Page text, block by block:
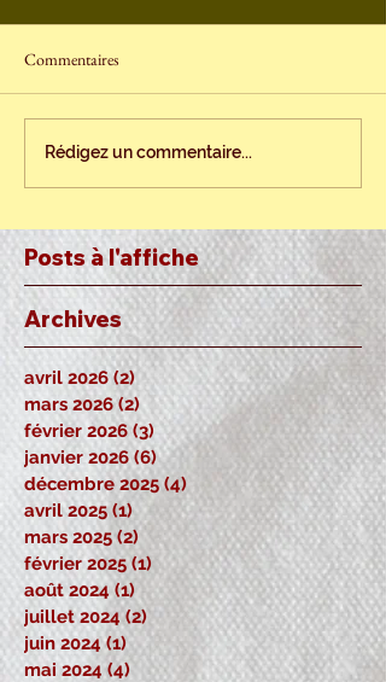
Commentaires
Rédigez un commentaire...
Posts à l'affiche
Archives
avril 2026 (2)2 posts
mars 2026 (2)2 posts
février 2026 (3) 3 posts
janvier 2026 (6)6 posts
décembre 2025 (4) 4 posts
avril 2025 (1)1 post
mars 2025 (2)2 posts
février 2025 (1) 1 post
août 2024 (1) 1 post
juillet 2024 (2) 2 posts
juin 2024 (1) 1 post
mai 2024 (4) 4 posts